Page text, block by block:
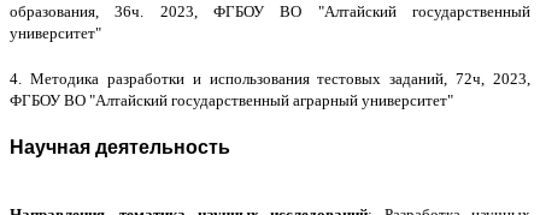
образования, 36ч. 2023, ФГБОУ ВО "Алтайский государственный
университет"
4. Методика разработки и использования тестовых заданий, 72ч, 2023,
ФГБОУ ВО "Алтайский государственный аграрный университет"
Научная деятельность